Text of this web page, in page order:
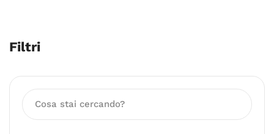
Filtri